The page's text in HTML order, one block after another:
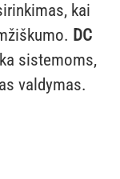
kai
DC
sistemoms,
valdymas.